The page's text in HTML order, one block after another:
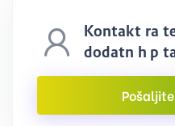
dodatnih